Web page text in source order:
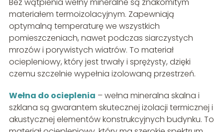
materiałem termoizolacyjnym. Zapewniają
optymalną temperaturę we wszystkich
pomieszczeniach, nawet podczas siarczystych
mrozów i porywistych wiatrów. To materiał
ociepleniowy, który jest trwały i sprężysty, dzięki
czemu szczelnie wypełnia izolowaną przestrzeń.
Wełna do ocieplenia – wełna mineralna skalna i
szklana są gwarantem skutecznej izolacji termicznej i
akustycznej elementów konstrukcyjnych budynku. To